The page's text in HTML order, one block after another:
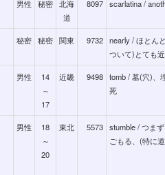
男性 秘密 北海
道
8097 scarlatina /
秘密 秘密 関東 9732 nearly / ほとん
ついて)とても
男性
14
～
17
近畿 9498 tomb / 墓(穴)、
死
男性
18
～
20
東北 5573 stumble / つま
ごもる、(特に